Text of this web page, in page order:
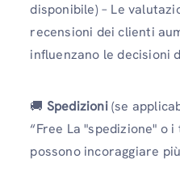
disponibile) – Le
recensioni dei clienti
influenzano le decisioni
🚚 Spedizioni(se
“Free La "spedizione" o
possono incoraggiare